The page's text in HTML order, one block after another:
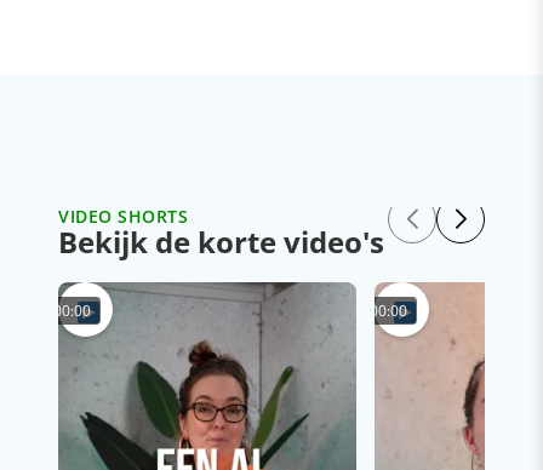
VIDEO SHORTS
Bekijk de korte video's
00:00 00:00